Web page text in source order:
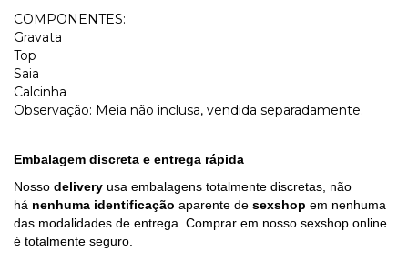
COMPONENTES:
Gravata
Top
Saia
Calcinha
Observação: Meia não inclusa, vendida separadamente.
Embalagem discreta e entrega rápida
Nosso delivery usa embalagens totalmente discretas, não
há nenhuma identificação aparente de sexshop em nenhuma
das modalidades de entrega. Comprar em nosso sexshop online
é totalmente seguro.